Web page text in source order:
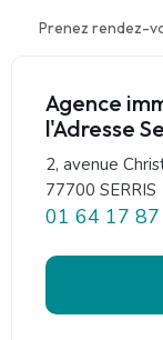
Prenez rendez-
Agence
l'Adresse
2, avenue
77700 SERRIS
01 64 17